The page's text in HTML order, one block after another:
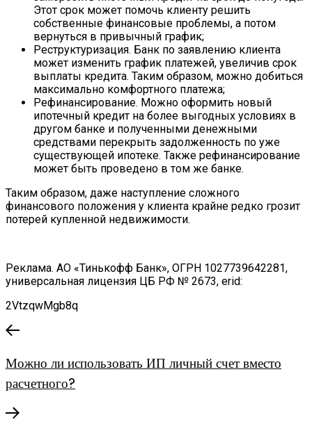
Этот срок может помочь клиенту решить
собственные финансовые проблемы, а потом
вернуться в привычный график;
Реструктуризация. Банк по заявлению клиента
может изменить график платежей, увеличив срок
выплаты кредита. Таким образом, можно добиться
максимально комфортного платежа;
Рефинансирование. Можно оформить новый
ипотечный кредит на более выгодных условиях в
другом банке и полученными денежными
средствами перекрыть задолженность по уже
существующей ипотеке. Также рефинансирование
может быть проведено в том же банке.
Таким образом, даже наступление сложного
финансового положения у клиента крайне редко грозит
потерей купленной недвижимости.
Реклама. АО «Тинькофф Банк», ОГРН 1027739642281,
универсальная лицензия ЦБ РФ № 2673, erid:
2VtzqwMgb8q
Можно ли использовать ИП личный счет вместо
расчетного?